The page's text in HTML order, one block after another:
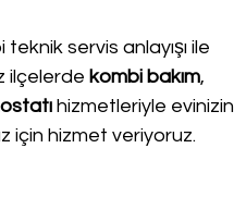
servis anlayışı ile
ilçelerde kombi bakım,
hizmetleriyle evinizin
için hizmet veriyoruz.